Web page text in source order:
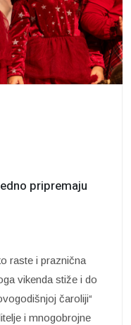
pripremaju
raste i praznična
vikenda stiže i do
čaroliji“
i mnogobrojne